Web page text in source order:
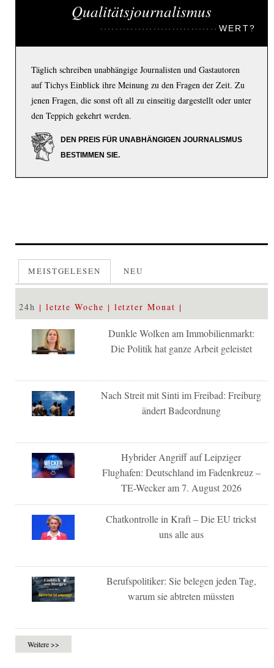
Qualitätsjournalismus
WERT?
Täglich schreiben unabhängige Journalisten und Gastautoren
auf Tichys Einblick ihre Meinung zu den Fragen der Zeit. Zu
jenen Fragen, die sonst oft all zu einseitig dargestellt oder unter
den Teppich gekehrt werden.
DEN PREIS FÜR UNABHÄNGIGEN JOURNALISMUS
BESTIMMEN SIE.
MEISTGELESEN NEU
24h letzte Woche letzter Monat
Dunkle Wolken am Immobilienmarkt:
Die Politik hat ganze Arbeit geleistet
Nach Streit mit Sinti im Freibad: Freiburg
ändert Badeordnung
Hybrider Angriff auf Leipziger
Flughafen: Deutschland im Fadenkreuz –
TE-Wecker am 7. August 2026
Chatkontrolle in Kraft – Die EU trickst
uns alle aus
Berufspolitiker: Sie belegen jeden Tag,
warum sie abtreten müssten
Weitere >>